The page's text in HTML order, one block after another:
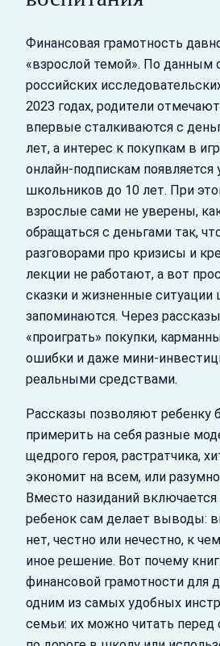
Финансовая грамотность
«взрослой темой». По данным
российских
2023 годах, родители
впервые сталкиваются с
лет, а интерес к покупкам в
онлайн‑подпискам
школьников до 10 лет. При
взрослые сами не уверены,
обращаться с деньгами так,
разговорами про кризисы и
лекции не работают, а вот
сказки и жизненные ситуации
запоминаются. Через
«проиграть» покупки,
ошибки и даже
реальными средствами.
Рассказы позволяют ребенку
примерить на себя разные
щедрого героя, растратчика,
экономит на всем, или
Вместо назиданий
ребенок сам делает выводы:
нет, честно или нечестно, к
иное решение. Вот почему
финансовой грамотности для
одним из самых удобных
семьи: их можно читать перед